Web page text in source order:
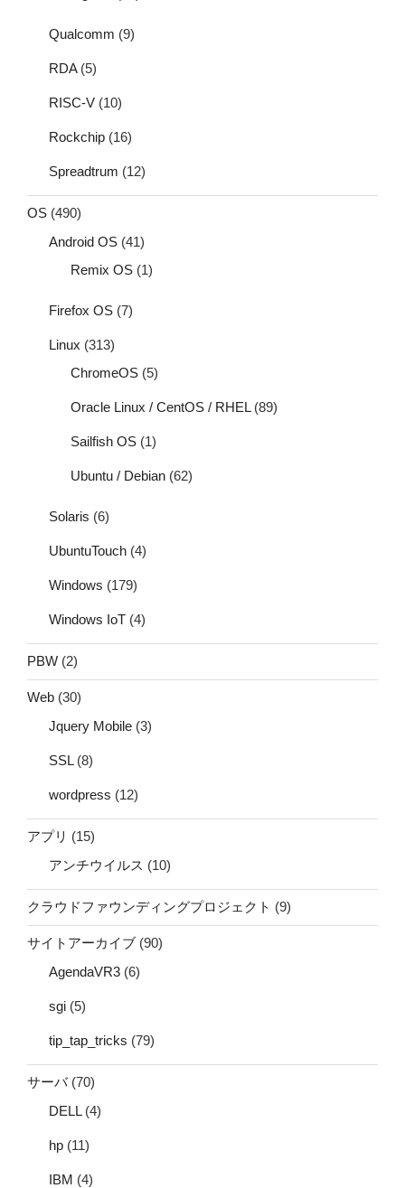
Qualcomm (9)
RDA(5)
RISC-V (10)
Rockchip (16)
Spreadtrum (12)
OS (490)
Android OS (41)
Remix OS (1)
Firefox OS (7)
Linux (313)
ChromeOS (5)
Oracle Linux / CentOS / RHEL(89)
Sailfish OS (1)
Ubuntu / Debian (62)
Solaris (6)
UbuntuTouch (4)
Windows (179)
Windows IoT (4)
PBW (2)
Web (30)
Jquery Mobile (3)
SSL(8)
wordpress (12)
アプリ (15)
アンチウイルス (10)
クラウドファウンディングプロジェクト (9)
サイトアーカイブ (90)
AgendaVR3 (6)
sgi (5)
tip_tap_tricks (79)
サーバ(70)
DELL(4)
hp (11)
IBM (4)